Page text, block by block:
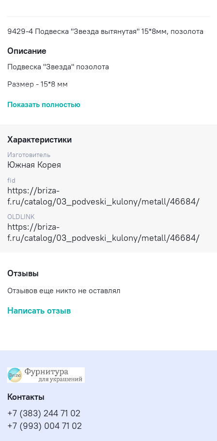
9429-4 Подвеска "Звезда вытянутая" 15*8мм, позолота
Описание
Подвеска "Звезда" позолота
Размер - 15*8 мм
Цена указана за 1 подвеску
Показать полностью
Характеристики
Изготовитель
Южная Корея
fid
https://briza-
f.ru/catalog/03_podveski_kulony/metall/46684/
OLDLINK
https://briza-
f.ru/catalog/03_podveski_kulony/metall/46684/
Отзывы
Отзывов еще никто не оставлял
Написать отзыв
Контакты
+7 (383) 244 71 02
+7 (993) 004 71 02